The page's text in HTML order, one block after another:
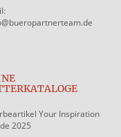
Your Inspiration
2025